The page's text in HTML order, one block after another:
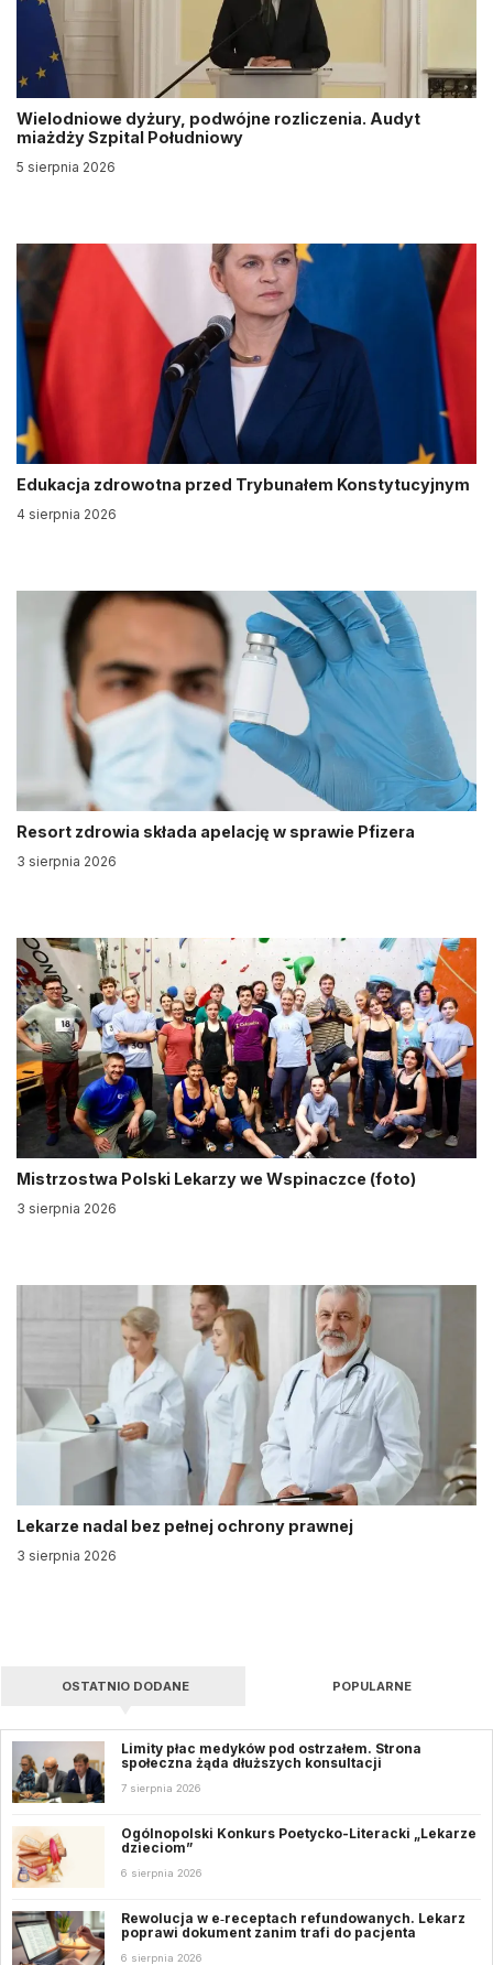
Wielodniowe dyżury, podwójne rozliczenia. Audyt
miażdży Szpital Południowy
5 sierpnia 2026
Edukacja zdrowotna przed Trybunałem Konstytucyjnym
4 sierpnia 2026
Resort zdrowia składa apelację w sprawie Pfizera
3 sierpnia 2026
Mistrzostwa Polski Lekarzy we Wspinaczce (foto)
3 sierpnia 2026
Lekarze nadal bez pełnej ochrony prawnej
3 sierpnia 2026
OSTATNIO DODANE POPULARNE
Limity płac medyków pod ostrzałem. Strona
społeczna żąda dłuższych konsultacji
7 sierpnia 2026
Ogólnopolski Konkurs Poetycko-Literacki „Lekarze
dzieciom”
6 sierpnia 2026
Rewolucja w e‑receptach refundowanych. Lekarz
poprawi dokument zanim trafi do pacjenta
6 sierpnia 2026